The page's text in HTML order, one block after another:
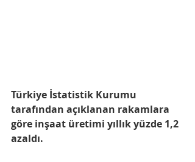
Türkiye İstatistik Kurumu
tarafından açıklanan rakamlara
göre inşaat üretimi yıllık yüzde 1,2
azaldı.